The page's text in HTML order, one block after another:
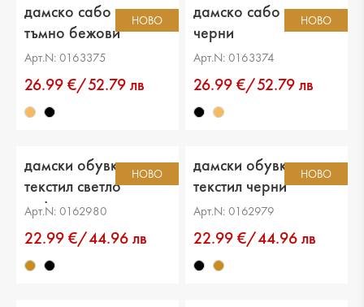
НОВО
дамско сабо текстил
тъмно бежови
Арт.N: 0163375
26.99 €/52.79 лв
НОВО
дамско сабо текстил
черни
Арт.N: 0163374
26.99 €/52.79 лв
НОВО
дамски обувки
текстил светло
кафяви
Арт.N: 0162980
22.99 €/44.96 лв
НОВО
дамски обувки
текстил черни
Арт.N: 0162979
22.99 €/44.96 лв